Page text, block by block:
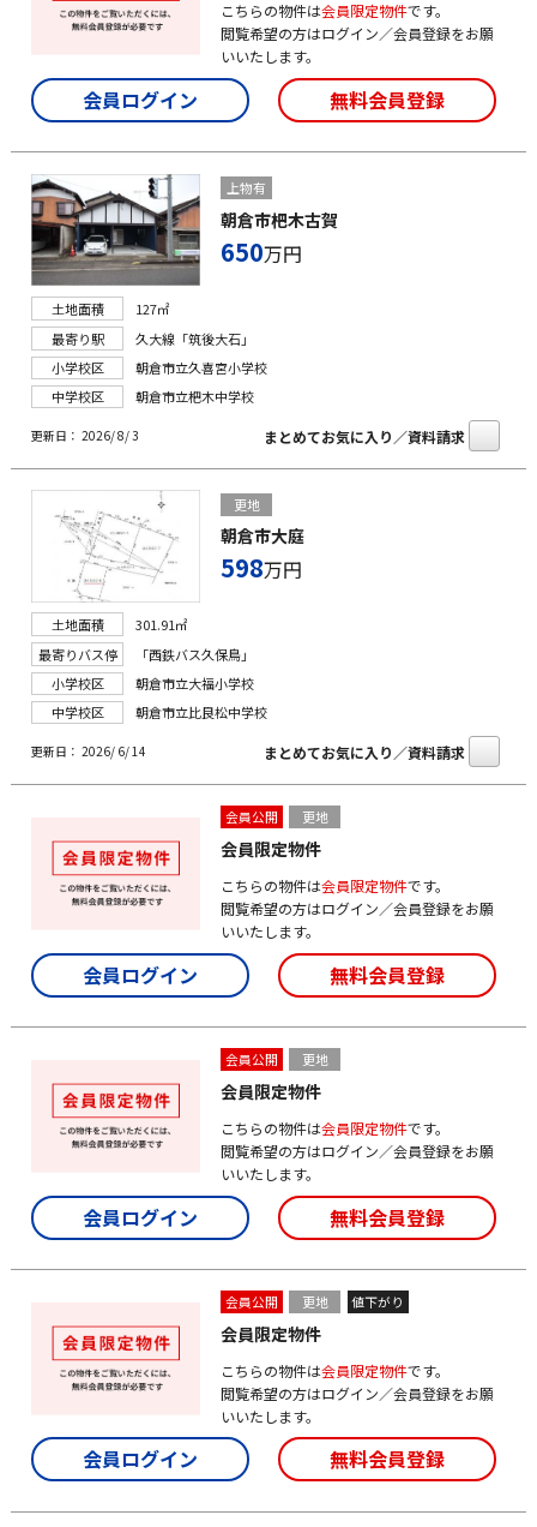
こちらの物件は会員限定物件です。
閲覧希望の方はログイン／会員登録をお願
いいたします。
会員ログイン 無料会員登録
上物有
朝倉市杷木古賀
650万円
土地面積
127㎡
最寄り駅
久大線「筑後大石」
小学校区
朝倉市立久喜宮小学校
中学校区
朝倉市立杷木中学校
更新日： 2026/ 8/ 3 まとめてお気に入り／資料請求
更地
朝倉市大庭
598万円
土地面積
301.91㎡
最寄りバス停
「西鉄バス久保鳥」
小学校区
朝倉市立大福小学校
中学校区
朝倉市立比良松中学校
更新日： 2026/ 6/ 14 まとめてお気に入り／資料請求
会員公開 更地
会員限定物件
こちらの物件は会員限定物件です。
閲覧希望の方はログイン／会員登録をお願
いいたします。
会員ログイン 無料会員登録
会員公開 更地
会員限定物件
こちらの物件は会員限定物件です。
閲覧希望の方はログイン／会員登録をお願
いいたします。
会員ログイン 無料会員登録
会員公開 更地 値下がり
会員限定物件
こちらの物件は会員限定物件です。
閲覧希望の方はログイン／会員登録をお願
いいたします。
会員ログイン 無料会員登録